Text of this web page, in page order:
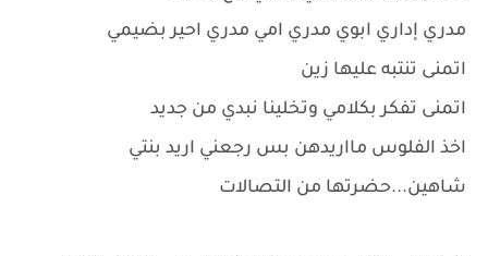
مدري إداري ابوي مدري امي مدري احير بضيمي
اتمنى تنتبه عليها زين
اتمنى تفكر بكلامي وتخلينا نبدي من جديد
اخذ الفلوس مااريدهن بس رجعني اريد بنتي
شاهين...حضرتها من التصالات